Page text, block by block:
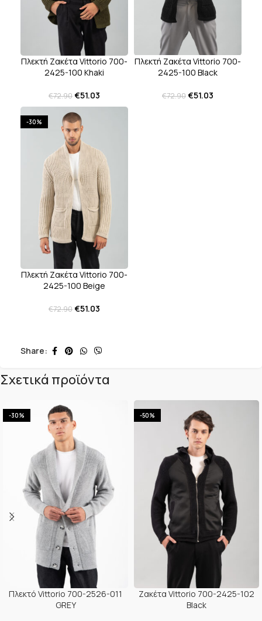
Πλεκτή Ζακέτα Vittorio 700-
2425-100 Khaki
€72.90€51.03
Πλεκτή Ζακέτα Vittorio 700-
2425-100 Black
€72.90€51.03
-30%
Πλεκτή Ζακέτα Vittorio 700-
2425-100 Beige
€72.90€51.03
Share:
Σχετικά προϊόντα
-30%
Πλεκτό Vittorio 700-2526-011
GREY
-50%
Ζακέτα Vittorio 700-2425-102
Black